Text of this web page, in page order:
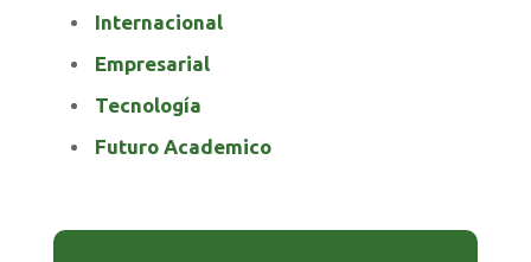
Internacional
Empresarial
Tecnología
Futuro Academico